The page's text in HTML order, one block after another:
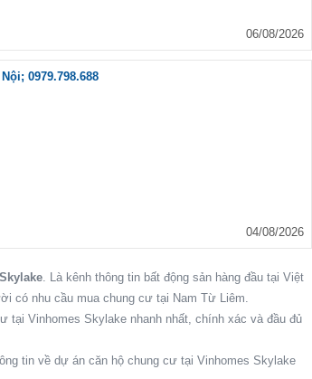
06/08/2026
0979.798.688
04/08/2026
. Là kênh thông tin bất động sản hàng đầu tại Việt
có nhu cầu mua chung cư tại Nam Từ Liêm.
tại Vinhomes Skylake nhanh nhất, chính xác và đầu đủ
tin về dự án căn hộ chung cư tại Vinhomes Skylake
36 Phạm Hùng, Phường Mỹ Đình
2, Nam Từ Liêm, Hà Nội